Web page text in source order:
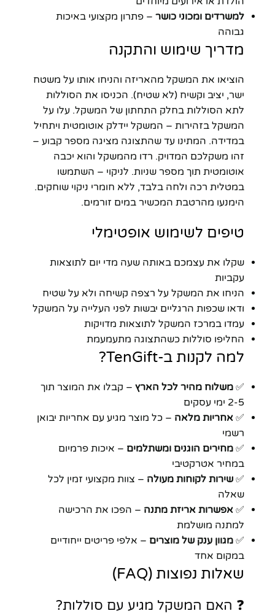
למשרדים ומכוני כושר – פתרון מקצועי באיכות
גבוהה
מדריך שימוש והתקנה
הוציאו את המשקל מהאריזה והניחו אותו על משטח
ישר, יציב וקשיח (לא שטיח). הכניסו את הסוללות
לתא הסוללות בחלק התחתון של המשקל. עלו על
המשקל בזהירות – המשקל יידלק אוטומטית ויתחיל
במדידה. המתינו עד שהתצוגה מציגה מספר קבוע –
זהו משקלכם המדויק. רדו מהמשקל והוא יכבה
אוטומטית תוך מספר שניות. לניקוי – השתמשו
במטלית רכה ולחה בלבד, ללא חומרי ניקוי שוחקים.
הימנעו מהרטבת המכשיר במים זורמים.
טיפים לשימוש אופטימלי
שקלו את עצמכם באותה שעה מדי יום לתוצאות
עקביות
הניחו את המשקל על רצפה קשיחה ולא על שטיח
ודאו שכפות הרגליים יבשות לפני העלייה על המשקל
עמדו במרכז המשקל לתוצאות מדויקות
החליפו סוללות כשהתצוגה מתעמעמת
למה לקנות ב-TenGift?
✅ משלוח מהיר לכל הארץ – קבלו את המוצר תוך
2-5 ימי עסקים
✅ אחריות מלאה – כל מוצר מגיע עם אחריות יבואן
רשמי
✅ מחירים הוגנים ומשתלמים – איכות פרמיום
במחיר אטרקטיבי
✅ שירות לקוחות מעולה – צוות מקצועי זמין לכל
שאלה
✅ אפשרות אריזת מתנה – הפכו את הרכישה
למתנה מושלמת
✅ מגוון ענק של מוצרים – אלפי פריטים ייחודיים
במקום אחד
שאלות נפוצות (FAQ)
❓ האם המשקל מגיע עם סוללות?